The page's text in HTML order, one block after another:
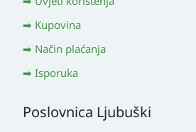
Kupovina
Način plaćanja
Isporuka
Poslovnica Ljubuški